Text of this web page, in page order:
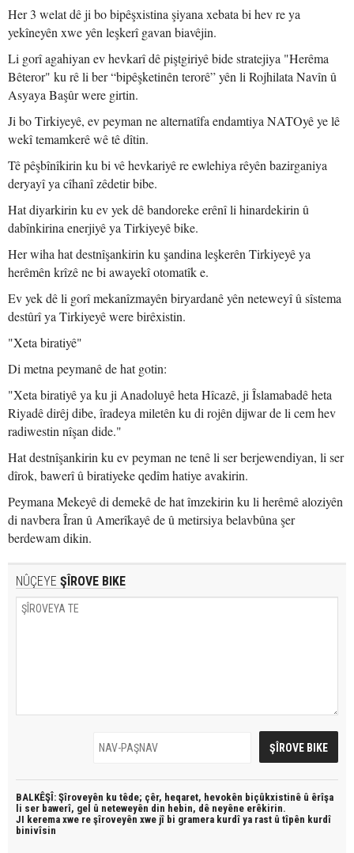
Her 3 welat dê ji bo bipêşxistina şiyana xebata bi hev re ya
yekîneyên xwe yên leşkerî gavan biavêjin.
Li gorî agahiyan ev hevkarî dê piştgiriyê bide stratejiya "Herêma
Bêteror" ku rê li ber “bipêşketinên terorê” yên li Rojhilata Navîn û
Asyaya Başûr were girtin.
Ji bo Tirkiyeyê, ev peyman ne alternatîfa endamtiya NATOyê ye lê
wekî temamkerê wê tê dîtin.
Tê pêşbînîkirin ku bi vê hevkariyê re ewlehiya rêyên bazirganiya
deryayî ya cîhanî zêdetir bibe.
Hat diyarkirin ku ev yek dê bandoreke erênî li hinardekirin û
dabînkirina enerjiyê ya Tirkiyeyê bike.
Her wiha hat destnîşankirin ku şandina leşkerên Tirkiyeyê ya
herêmên krîzê ne bi awayekî otomatîk e.
Ev yek dê li gorî mekanîzmayên biryardanê yên neteweyî û sîstema
destûrî ya Tirkiyeyê were birêxistin.
"Xeta biratiyê"
Di metna peymanê de hat gotin:
"Xeta biratiyê ya ku ji Anadoluyê heta Hîcazê, ji Îslamabadê heta
Riyadê dirêj dibe, îradeya miletên ku di rojên dijwar de li cem hev
radiwestin nîşan dide."
Hat destnîşankirin ku ev peyman ne tenê li ser berjewendiyan, li ser
dîrok, bawerî û biratiyeke qedîm hatiye avakirin.
Peymana Mekeyê di demekê de hat îmzekirin ku li herêmê aloziyên
di navbera Îran û Amerîkayê de û metirsiya belavbûna şer
berdewam dikin.
NÛÇEYE ŞÎROVE BIKE
BALKÊŞÎ: Şîroveyên ku têde; çêr, heqaret, hevokên biçûkxistinê û êrîşa
li ser bawerî, gel û neteweyên din hebin, dê neyêne erêkirin.
JI kerema xwe re şîroveyên xwe jî bi gramera kurdî ya rast û tîpên kurdî
binivîsin